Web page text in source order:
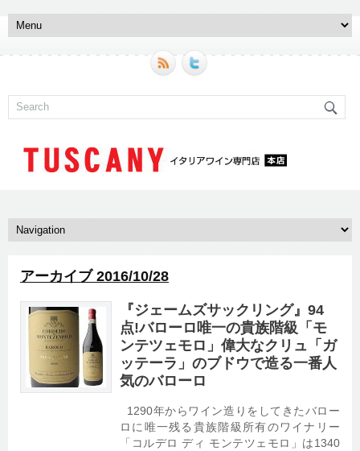
アーカイブ 2016/10/28
『ジェームズサックリング』94
点!バローロ唯一の貴族階級「モ
ンテツェモロ」偉大なクリュ「ガ
ッテーラ」のブドウで造る一番人
気のバローロ
1290年からワイン造りをしてきたバロー
ロに唯一残る貴族階級所有のワイナリー
「コルデロ ディ モンテツェモロ」は1340